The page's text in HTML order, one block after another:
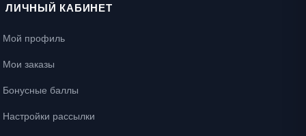
ЛИЧНЫЙ КАБИНЕТ
Мой профиль
Мои заказы
Бонусные баллы
Настройки рассылки